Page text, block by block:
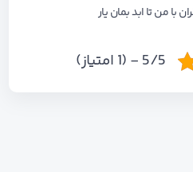
با من تا ابد بمان یار
5/5 - (1 امتیاز)